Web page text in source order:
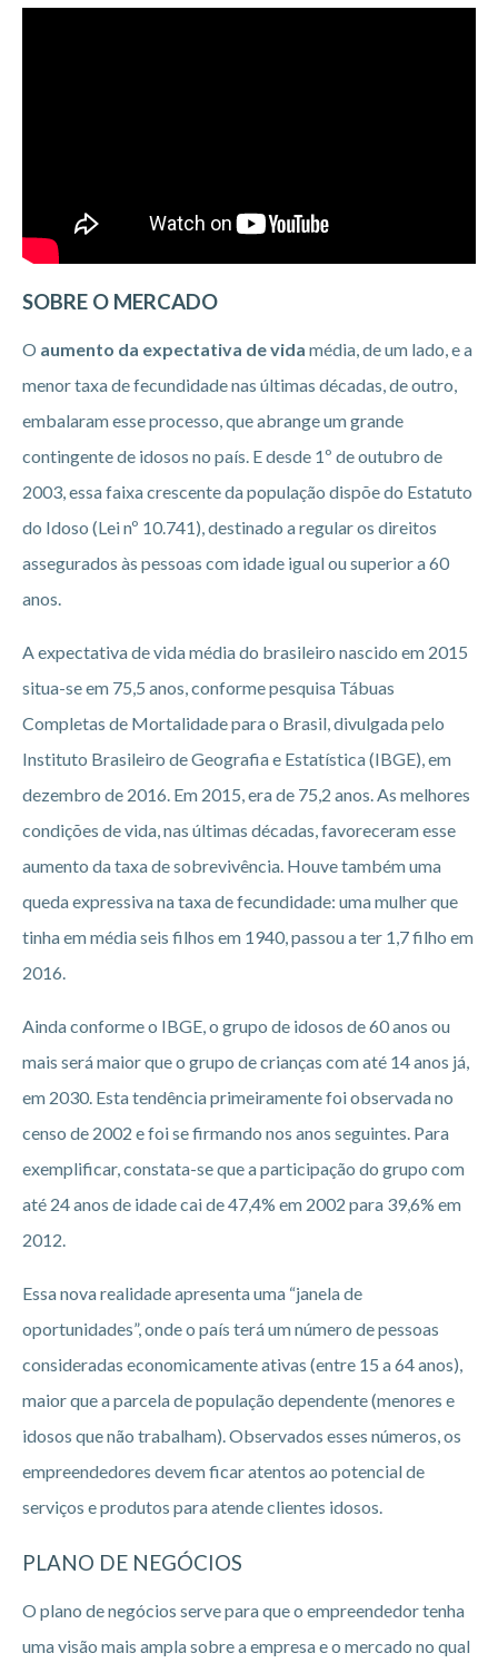
SOBRE O MERCADO
O aumento da expectativa de vida média, de um lado, e a
menor taxa de fecundidade nas últimas décadas, de outro,
embalaram esse processo, que abrange um grande
contingente de idosos no país. E desde 1º de outubro de
2003, essa faixa crescente da população dispõe do Estatuto
do Idoso (Lei nº 10.741), destinado a regular os direitos
assegurados às pessoas com idade igual ou superior a 60
anos.
A expectativa de vida média do brasileiro nascido em 2015
situa-se em 75,5 anos, conforme pesquisa Tábuas
Completas de Mortalidade para o Brasil, divulgada pelo
Instituto Brasileiro de Geografia e Estatística (IBGE), em
dezembro de 2016. Em 2015, era de 75,2 anos. As melhores
condições de vida, nas últimas décadas, favoreceram esse
aumento da taxa de sobrevivência. Houve também uma
queda expressiva na taxa de fecundidade: uma mulher que
tinha em média seis filhos em 1940, passou a ter 1,7 filho em
2016.
Ainda conforme o IBGE, o grupo de idosos de 60 anos ou
mais será maior que o grupo de crianças com até 14 anos já,
em 2030. Esta tendência primeiramente foi observada no
censo de 2002 e foi se firmando nos anos seguintes. Para
exemplificar, constata-se que a participação do grupo com
até 24 anos de idade cai de 47,4% em 2002 para 39,6% em
2012.
Essa nova realidade apresenta uma “janela de
oportunidades”, onde o país terá um número de pessoas
consideradas economicamente ativas (entre 15 a 64 anos),
maior que a parcela de população dependente (menores e
idosos que não trabalham). Observados esses números, os
empreendedores devem ficar atentos ao potencial de
serviços e produtos para atende clientes idosos.
PLANO DE NEGÓCIOS
O plano de negócios serve para que o empreendedor tenha
uma visão mais ampla sobre a empresa e o mercado no qual